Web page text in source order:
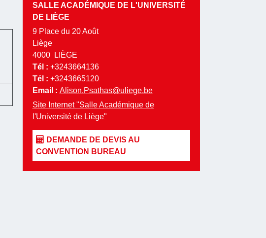
SALLE ACADÉMIQUE DE L'UNIVERSITÉ
DE LIÈGE
9 Place du 20 Août
Liège
4000
LIÈGE
Tél : +3243664136
Tél : +3243665120
Email : Alison.Psathas@uliege.be
Site Internet"Salle Académique de
l'Université de Liège"